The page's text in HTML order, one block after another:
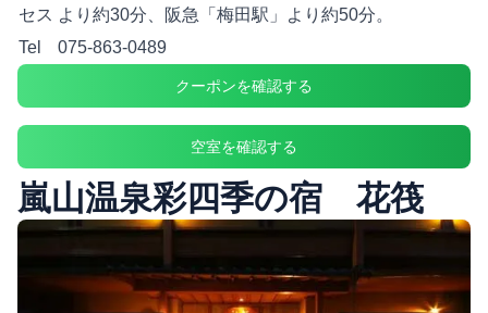
セス より約30分、阪急「梅田駅」より約50分。
Tel
075-863-0489
クーポンを確認する
空室を確認する
嵐山温泉彩四季の宿 花筏